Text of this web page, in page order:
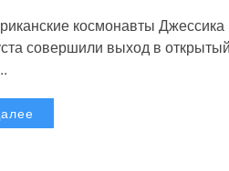
космонавты
совершили выход в